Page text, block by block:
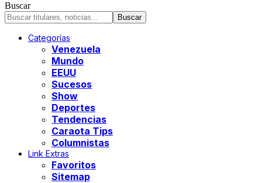
Buscar
Categorías
Venezuela
Mundo
EEUU
Sucesos
Show
Deportes
Tendencias
Caraota Tips
Columnistas
Link Extras
Favoritos
Sitemap